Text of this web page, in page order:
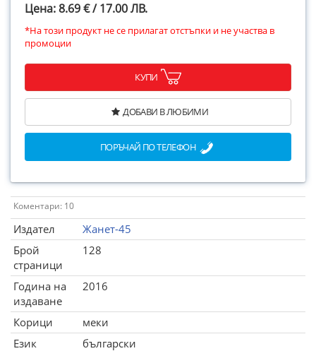
Цена: 8.69 € / 17.00 ЛВ.
*На този продукт не се прилагат отстъпки и не участва в
промоции
КУПИ
ДОБАВИ В ЛЮБИМИ
ПОРЪЧАЙ ПО ТЕЛЕФОН
Коментари: 10
Издател
Жанет-45
Брой
страници
128
Година на
издаване
2016
Корици
меки
Език
български